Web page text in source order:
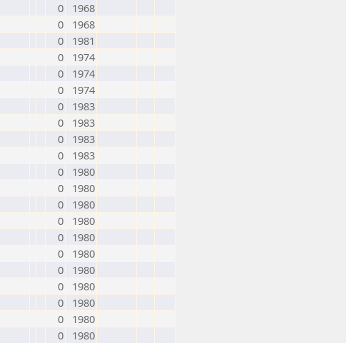
0
1968
0
1968
0
1981
0
1974
0
1974
0
1974
0
1983
0
1983
0
1983
0
1983
0
1980
0
1980
0
1980
0
1980
0
1980
0
1980
0
1980
0
1980
0
1980
0
1980
0
1980